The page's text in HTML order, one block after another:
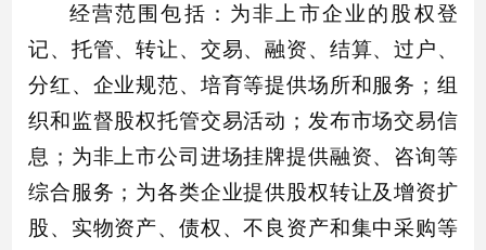
经营范围包括：为非上市企业的股权登
记、托管、转让、交易、融资、结算、过户、
分红、企业规范、培育等提供场所和服务；组
织和监督股权托管交易活动；发布市场交易信
息；为非上市公司进场挂牌提供融资、咨询等
综合服务；为各类企业提供股权转让及增资扩
股、实物资产、债权、不良资产和集中采购等